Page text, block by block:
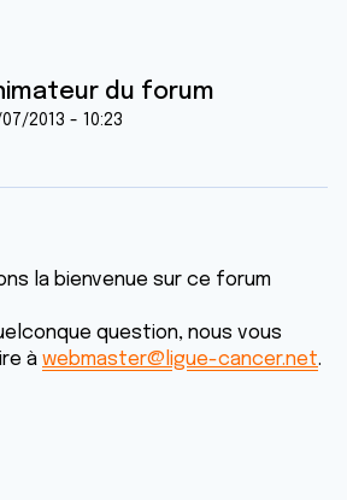
du forum
2013 - 10:23
la bienvenue sur ce forum
question, nous vous
à webmaster@ligue-cancer.net.